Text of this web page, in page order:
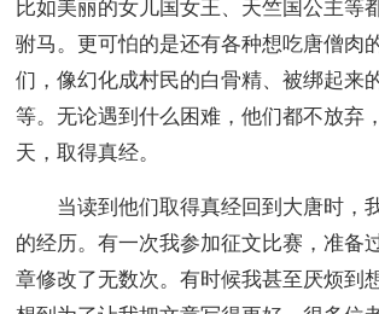
比如美丽的女儿国女王、天竺国公主等
驸马。更可怕的是还有各种想吃唐僧肉
们，像幻化成村民的白骨精、被绑起来
等。无论遇到什么困难，他们都不放弃
天，取得真经。
当读到他们取得真经回到大唐时，
的经历。有一次我参加征文比赛，准备
章修改了无数次。有时候我甚至厌烦到